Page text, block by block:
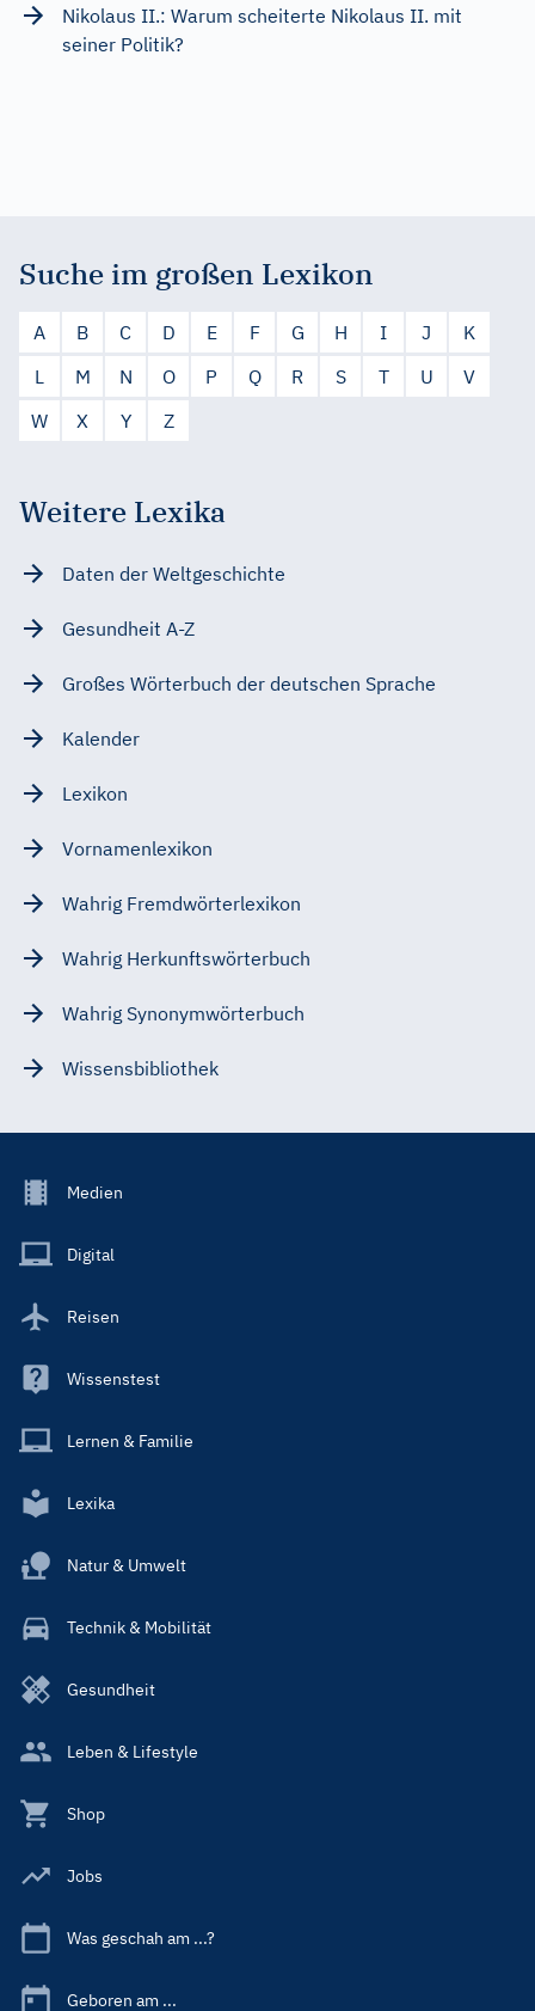
Nikolaus II.: Warum scheiterte Nikolaus II. mit
seiner Politik?
Suche im großen Lexikon
A B C D E F G H I J
K
L
M N O P Q R S T U
V
W
X Y Z
Weitere Lexika
Daten der Weltgeschichte
Gesundheit A-Z
Großes Wörterbuch der deutschen Sprache
Kalender
Lexikon
Vornamenlexikon
Wahrig Fremdwörterlexikon
Wahrig Herkunftswörterbuch
Wahrig Synonymwörterbuch
Wissensbibliothek
Footer
Main
Medien
Digital
Reisen
Wissenstest
Lernen & Familie
Lexika
Natur & Umwelt
Technik & Mobilität
Gesundheit
Leben & Lifestyle
Shop
Jobs
Was geschah am ...?
Geboren am ...